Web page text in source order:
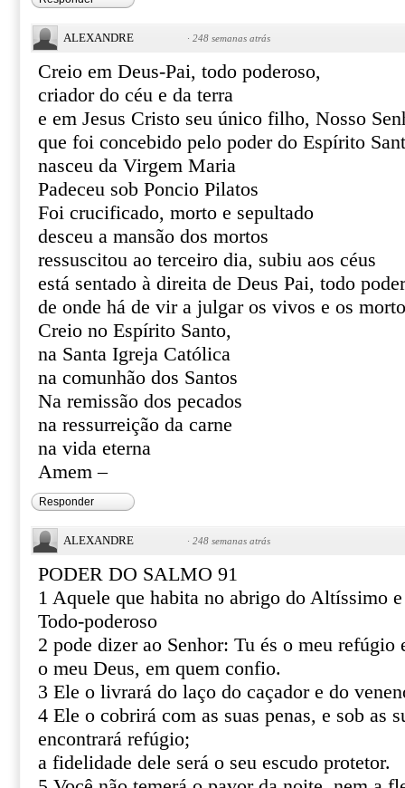
ALEXANDRE · 248 semanas atrás
Creio em Deus-Pai, todo poderoso,
criador do céu e da terra
e em Jesus Cristo seu único filho, Nosso
que foi concebido pelo poder do Espírito
nasceu da Virgem Maria
Padeceu sob Poncio Pilatos
Foi crucificado, morto e sepultado
desceu a mansão dos mortos
ressuscitou ao terceiro dia, subiu aos céus
está sentado à direita de Deus Pai, todo
de onde há de vir a julgar os vivos e os
Creio no Espírito Santo,
na Santa Igreja Católica
na comunhão dos Santos
Na remissão dos pecados
na ressurreição da carne
na vida eterna
Amem –
Responder
ALEXANDRE · 248 semanas atrás
PODER DO SALMO 91
1 Aquele que habita no abrigo do Altíssimo
Todo-poderoso
2 pode dizer ao Senhor: Tu és o meu refúgio
o meu Deus, em quem confio.
3 Ele o livrará do laço do caçador e do
4 Ele o cobrirá com as suas penas, e sob as
encontrará refúgio;
a fidelidade dele será o seu escudo protetor.